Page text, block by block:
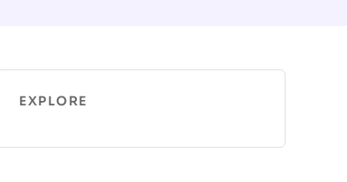
EXPLORE